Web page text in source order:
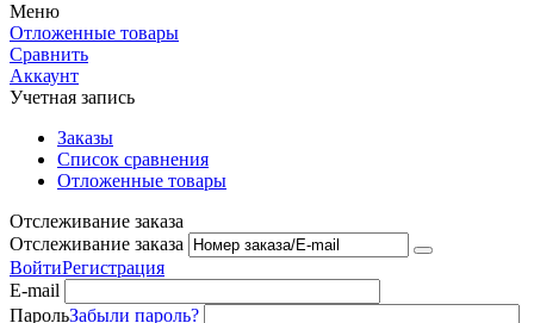
Меню
Отложенные товары
Сравнить
Аккаунт
Учетная запись
Заказы
Список сравнения
Отложенные товары
Отслеживание заказа
Отслеживание заказа
ВойтиРегистрация
E-mail
ПарольЗабыли пароль?